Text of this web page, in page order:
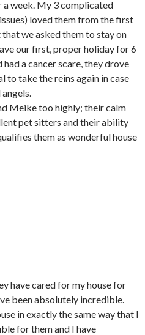
week. My 3 complicated
loved them from the first
we asked them to stay on
our first, proper holiday for 6
had a cancer scare, they drove
to take the reins again in case
Meike too highly; their calm
pet sitters and their ability
them as wonderful house
have cared for my house for
been absolutely incredible.
in exactly the same way that I
for them and I have